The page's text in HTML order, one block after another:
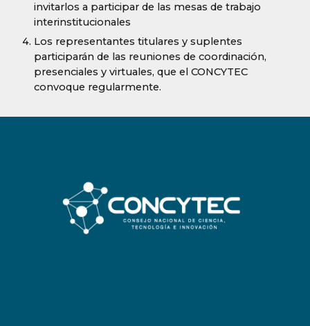
invitarlos a participar de las mesas de trabajo
interinstitucionales
Los representantes titulares y suplentes
participarán de las reuniones de coordinación,
presenciales y virtuales, que el CONCYTEC
convoque regularmente.